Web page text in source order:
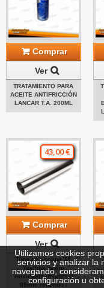
Comprar
Ver
TRATAMIENTO PARA
ACEITE ANTIFRICCIÓN
LANCAR T.A. 200ML
43,00 €
Comprar
Ver
Tubo de escape TA
Technix acero
inoxidable universal
89mm redondo /
Utilizamos cookies
servicios y analizar la
navegando,
configuración u